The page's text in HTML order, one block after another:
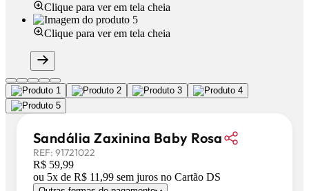
Clique para ver em tela cheia
Clique para ver em tela cheia
Sandália Zaxinina Baby Rosa
REF: 91721022
R$ 59,99
ou 5x de R$ 11,99 sem juros no Cartão DS